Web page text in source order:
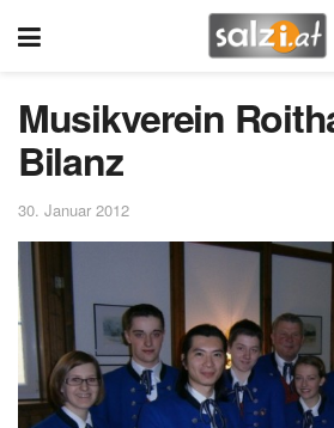
Musikverein
Bilanz
30. Januar 2012